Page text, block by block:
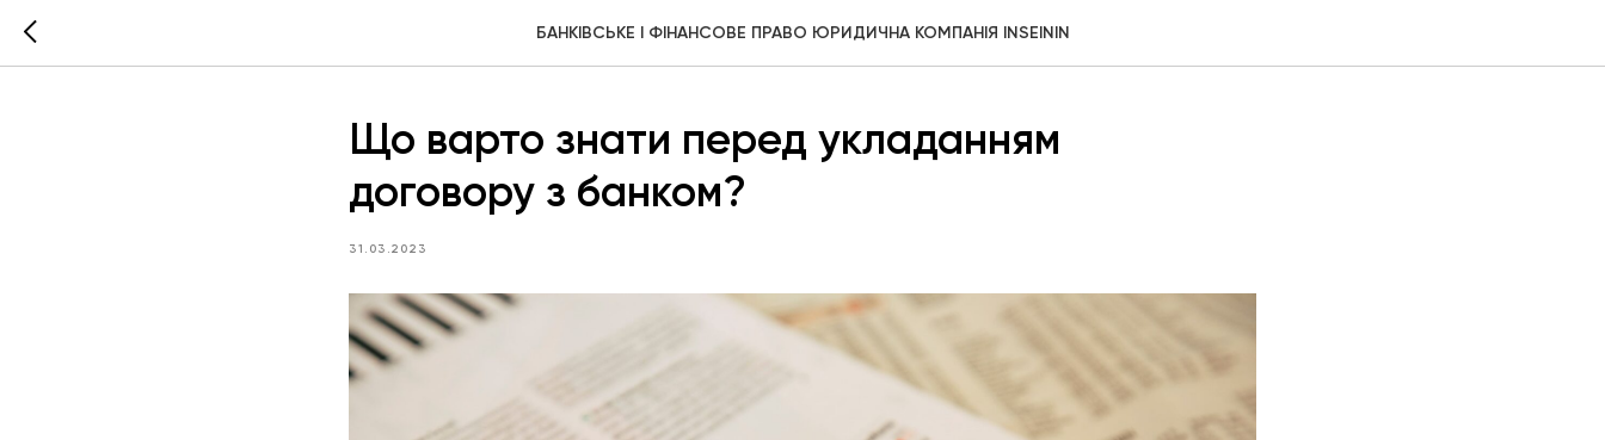
БАНКІВСЬКЕ І ФІНАНСОВЕ ПРАВО ЮРИДИЧНА КОМПАНІЯ INSEININ
Що варто знати перед укладанням
договору з банком?
31.03.2023